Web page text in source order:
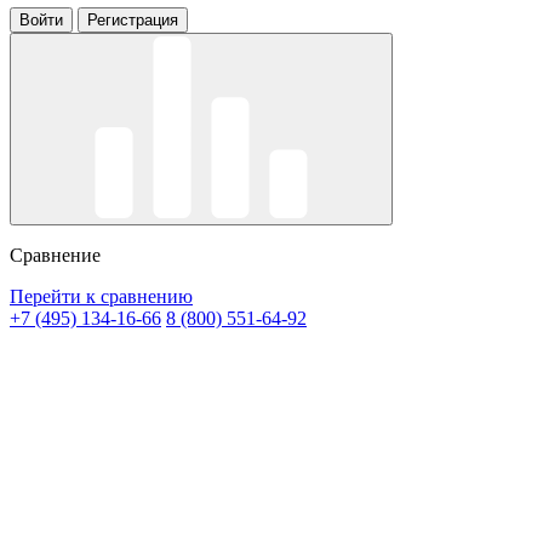
Войти Регистрация
Сравнение
Перейти к сравнению
+7 (495) 134-16-66 8 (800) 551-64-92